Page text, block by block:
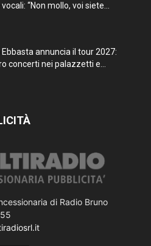
“Non mollo, voi siete...
annuncia il tour 2027:
concerti nei palazzetti e...
di Radio Bruno